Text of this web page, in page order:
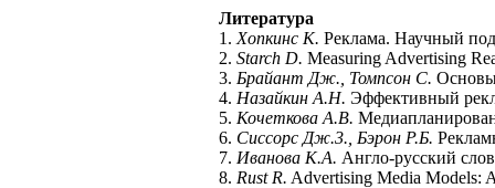
Литература
1.Хопкинс К. Реклама. Научный
2. Starch D. Measuring Advertising
3. Брайант Дж., Томпсон С.
4. Назайкин А.Н. Эффективный
5. Кочеткова А.В.
6. Сиссорс Дж.3., Бэрон Р.Б.
7. Иванова К.А. Англо-русский
8. Rust R. Advertising Media Models: